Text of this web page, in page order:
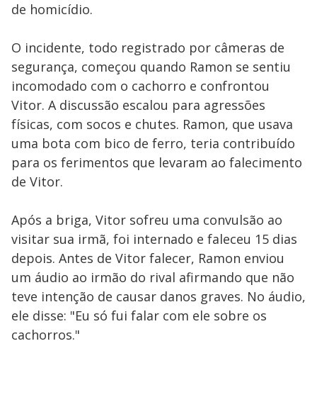
de homicídio.
O incidente, todo registrado por câmeras de
segurança, começou quando Ramon se sentiu
incomodado com o cachorro e confrontou
Vitor. A discussão escalou para agressões
físicas, com socos e chutes. Ramon, que usava
uma bota com bico de ferro, teria contribuído
para os ferimentos que levaram ao falecimento
de Vitor.
Após a briga, Vitor sofreu uma convulsão ao
visitar sua irmã, foi internado e faleceu 15 dias
depois. Antes de Vitor falecer, Ramon enviou
um áudio ao irmão do rival afirmando que não
teve intenção de causar danos graves. No áudio,
ele disse: "Eu só fui falar com ele sobre os
cachorros."